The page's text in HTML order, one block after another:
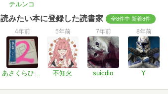
テルンコ
読みたい本に登録した読書家 全8件中 新着8件
4年前
あさくらひさいち
5年前
不知火
7年前
suicdio
8年前
Y